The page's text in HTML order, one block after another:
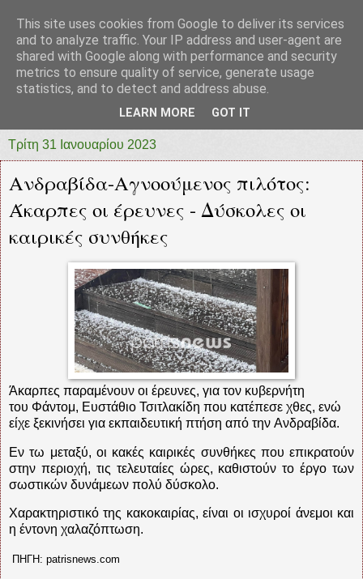
prototypia
"ΠΡΩΤΟΤΥΠΙΑ" * ΑΝΕΞΑΡΤΗΤΗ-ΗΛΕΚΤΡΟΝΙΚΗ-
Τρίτη 31 Ιανουαρίου 2023
Ανδραβίδα-Αγνοούμενος πιλότος:
Άκαρπες οι έρευνες - Δύσκολες οι
καιρικές συνθήκες
Άκαρπες παραμένουν οι έρευνες, για τον κυβερνήτη
του Φάντομ, Ευστάθιο Τσιτλακίδη που κατέπεσε χθες, ενώ
είχε ξεκινήσει για εκπαιδευτική πτήση από την Ανδραβίδα.
Εν τω μεταξύ, οι κακές καιρικές συνθήκες που επικρατούν
στην περιοχή, τις τελευταίες ώρες, καθιστούν το έργο των
σωστικών δυνάμεων πολύ δύσκολο.
Χαρακτηριστικό της κακοκαιρίας, είναι οι ισχυροί άνεμοι και
η έντονη χαλαζόπτωση.
ΠΗΓΗ: patrisnews.com
This site uses cookies from Google to deliver its services
and to analyze traffic. Your IP address and user-agent are
shared with Google along with performance and security
metrics to ensure quality of service, generate usage
statistics, and to detect and address abuse.
LEARN MORE GOT IT